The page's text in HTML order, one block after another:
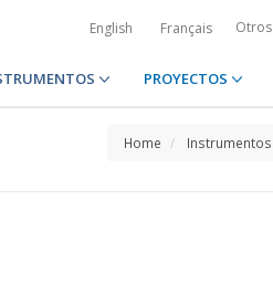
English Français
PROYECTOS
Home Instrumentos